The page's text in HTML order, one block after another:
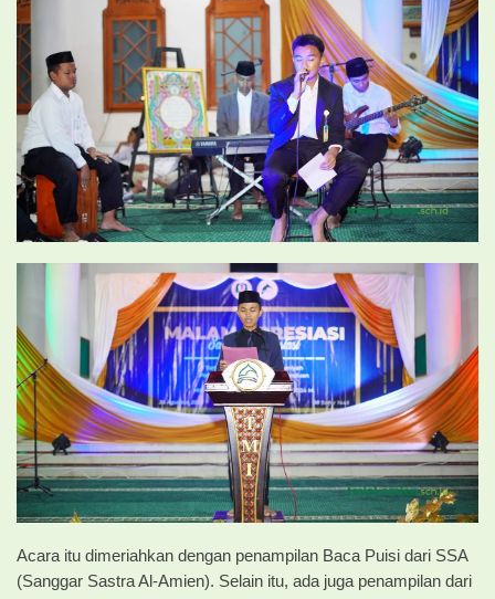
Acara itu dimeriahkan dengan penampilan Baca Puisi dari SSA
(Sanggar Sastra Al-Amien). Selain itu, ada juga penampilan dari